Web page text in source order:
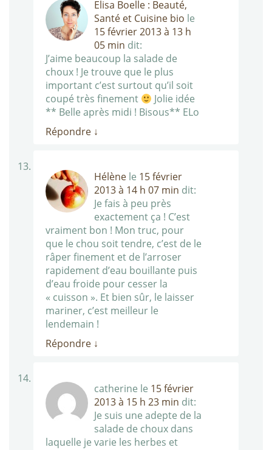
Elisa Boelle : Beauté,
Santé et Cuisine bio le
15 février 2013 à 13 h
05 min dit:
J’aime beaucoup la salade de
choux ! Je trouve que le plus
important c’est surtout qu’il soit
coupé très finement
Jolie idée
** Belle après midi ! Bisous** ELo
Répondre ↓
Hélène le 15 février
2013 à 14 h 07 min dit:
Je fais à peu près
exactement ça ! C’est
vraiment bon ! Mon truc, pour
que le chou soit tendre, c’est de le
râper finement et de l’arroser
rapidement d’eau bouillante puis
d’eau froide pour cesser la
« cuisson ». Et bien sûr, le laisser
mariner, c’est meilleur le
lendemain !
Répondre ↓
catherine le 15 février
2013 à 15 h 23 min dit:
Je suis une adepte de la
salade de choux dans
laquelle je varie les herbes et